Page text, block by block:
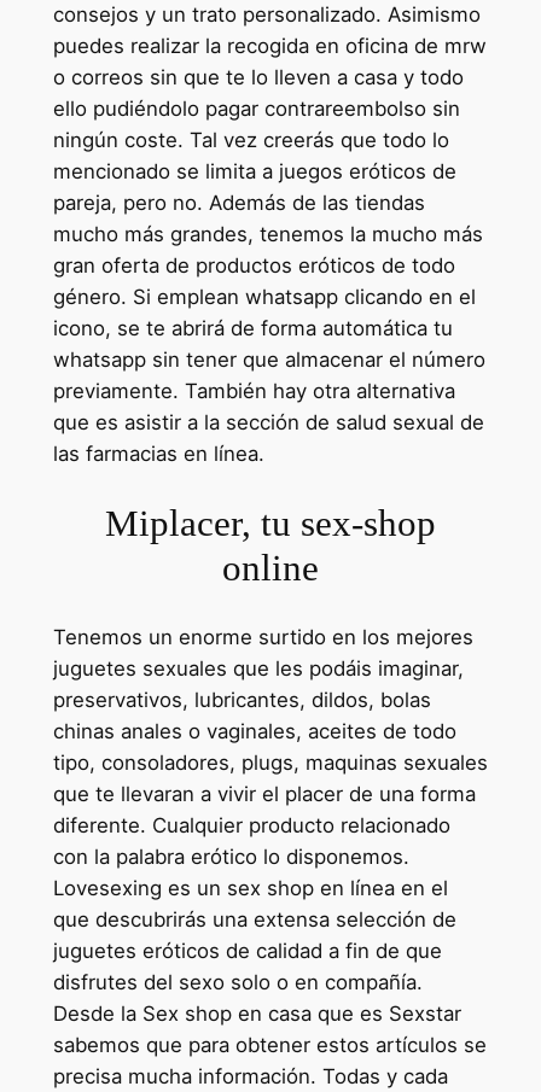
consejos y un trato personalizado. Asimismo
puedes realizar la recogida en oficina de mrw
o correos sin que te lo lleven a casa y todo
ello pudiéndolo pagar contrareembolso sin
ningún coste. Tal vez creerás que todo lo
mencionado se limita a juegos eróticos de
pareja, pero no. Además de las tiendas
mucho más grandes, tenemos la mucho más
gran oferta de productos eróticos de todo
género. Si emplean whatsapp clicando en el
icono, se te abrirá de forma automática tu
whatsapp sin tener que almacenar el número
previamente. También hay otra alternativa
que es asistir a la sección de salud sexual de
las farmacias en línea.
Miplacer, tu sex-shop
online
Tenemos un enorme surtido en los mejores
juguetes sexuales que les podáis imaginar,
preservativos, lubricantes, dildos, bolas
chinas anales o vaginales, aceites de todo
tipo, consoladores, plugs, maquinas sexuales
que te llevaran a vivir el placer de una forma
diferente. Cualquier producto relacionado
con la palabra erótico lo disponemos.
Lovesexing es un sex shop en línea en el
que descubrirás una extensa selección de
juguetes eróticos de calidad a fin de que
disfrutes del sexo solo o en compañía.
Desde la Sex shop en casa que es Sexstar
sabemos que para obtener estos artículos se
precisa mucha información. Todas y cada